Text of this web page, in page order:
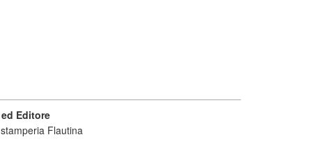
Editore
Flautina